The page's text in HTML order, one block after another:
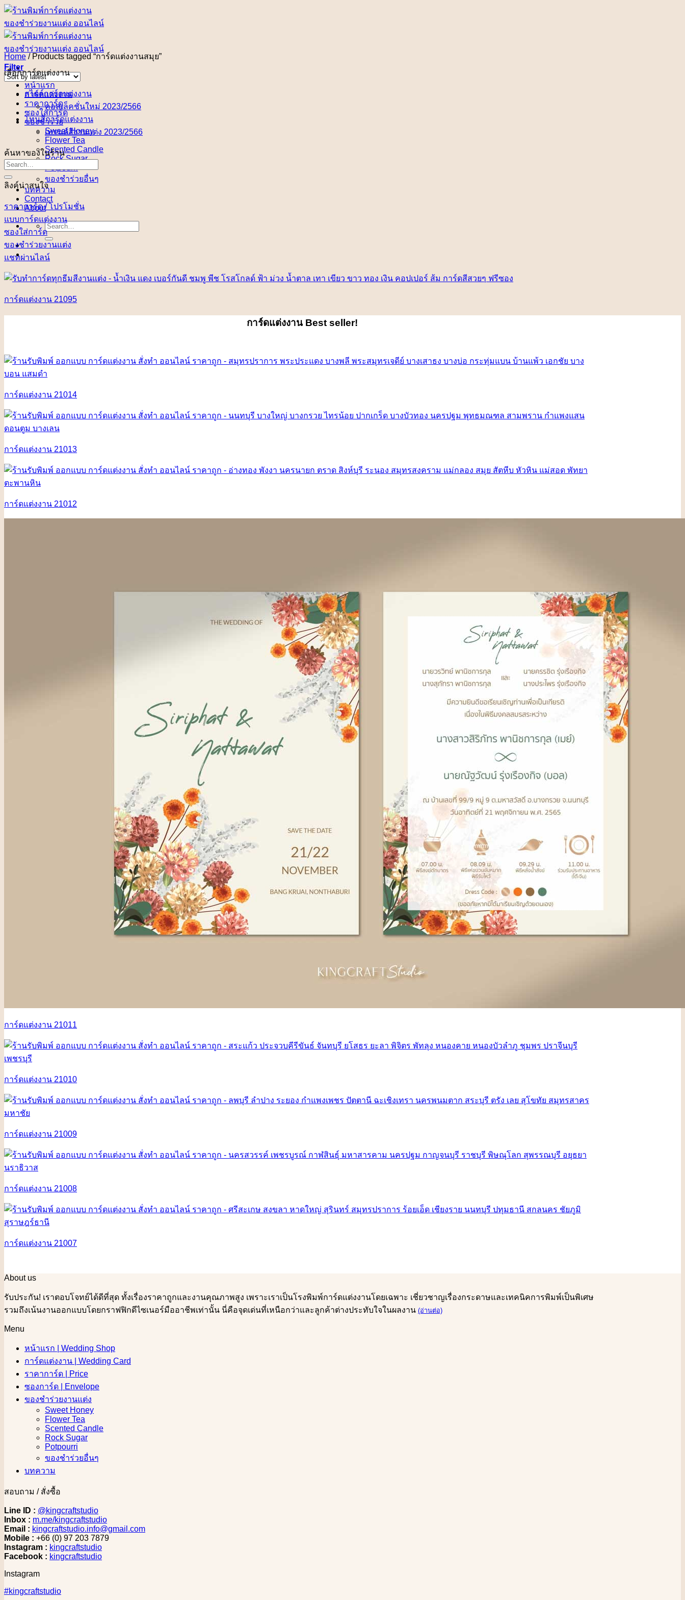
Skip
content
หน้าแรก
การ์ดแต่งงาน
ราคาการ์ด
ซองใส่การ์ด
ของชำร่วย
Sweet Honey
Flower Tea
Scented Candle
Rock Sugar
Potpourri
ของชำร่วยอื่นๆ
บทความ
Contact
About
Search
for:
Home /Products tagged “การ์ดแต่งงานสมุย”
Filter
เลือกการ์ดแต่งงาน
สไตล์การ์ดแต่งงาน
คอลเล็คชั่นใหม่ 2023/2566
โทนสีการ์ดแต่งงาน
เทรนด์สีงานแต่ง 2023/2566
ค้นหาของในร้าน
ลิงค์น่าสนใจ
ราคาการ์ด / โปรโมชั่น
แบบการ์ดแต่งงาน
ซองใส่การ์ด
ของชำร่วยงานแต่ง
แชทผ่านไลน์
การ์ดแต่งงาน 21095
การ์ดแต่งงาน Best seller!
การ์ดแต่งงาน 21014
การ์ดแต่งงาน 21013
การ์ดแต่งงาน 21012
การ์ดแต่งงาน 21011
การ์ดแต่งงาน 21010
การ์ดแต่งงาน 21009
การ์ดแต่งงาน 21008
การ์ดแต่งงาน 21007
About us
รับประกัน! เราตอบโจทย์ได้ดีที่สุด ทั้งเรื่องราคาถูกและงานคุณภาพสูง เพราะเราเป็นโรงพิมพ์การ์ดแต่งงานโดยเฉพาะ เชี่ยวชาญเรื่องกระดาษและเทคนิคการพิมพ์เป็นพิเศษ
รวมถึงเน้นงานออกแบบโดยกราฟฟิกดีไซเนอร์มืออาชีพเท่านั้น นี่คือจุดเด่นที่เหนือกว่าและลูกค้าต่างประทับใจในผลงาน (อ่านต่อ)
Menu
หน้าแรก | Wedding Shop
การ์ดแต่งงาน | Wedding Card
ราคาการ์ด | Price
ซองการ์ด | Envelope
ของชำร่วยงานแต่ง
Sweet Honey
Flower Tea
Scented Candle
Rock Sugar
Potpourri
ของชำร่วยอื่นๆ
บทความ
สอบถาม / สั่งซื้อ
Line ID : @kingcraftstudio
Inbox : m.me/kingcraftstudio
Email : kingcraftstudio.info@gmail.com
Mobile : +66 (0) 97 203 7879
Instagram : kingcraftstudio
Facebook : kingcraftstudio
Instagram
#kingcraftstudio